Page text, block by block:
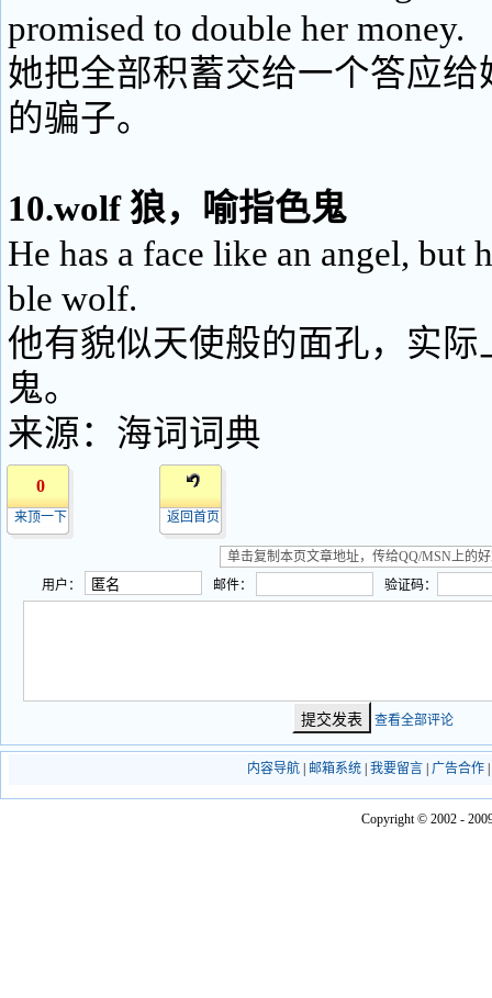
promised to double her money.
她把全部积蓄交给一个答应
的骗子。
10.wolf 狼，喻指色鬼
He has a face like an angel, but
ble wolf.
他有貌似天使般的面孔，实际
鬼。
来源：海词词典
0
来顶一下 返回首页
用户： 邮件： 验证码：
查看全部评论
内容导航| 邮箱系统| 我要留言| 广告合作|
Copyright © 2002 -